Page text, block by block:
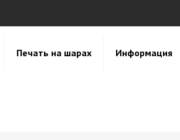
Печать на шарах Информация